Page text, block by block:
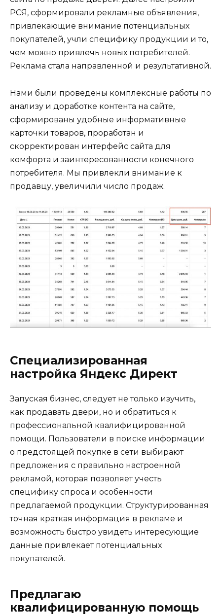
РСЯ, сформировали рекламные объявления,
привлекающие внимание потенциальных
покупателей, учли специфику продукции и то,
чем можно привлечь новых потребителей.
Реклама стала направленной и результативной.
Нами были проведены комплексные работы по
анализу и доработке контента на сайте,
сформированы удобные информативные
карточки товаров, проработан и
скорректирован интерфейс сайта для
комфорта и заинтересованности конечного
потребителя. Мы привлекли внимание к
продавцу, увеличили число продаж.
Специализированная
настройка Яндекс Директ
Запуская бизнес, следует не только изучить,
как продавать двери, но и обратиться к
профессиональной квалифицированной
помощи. Пользователи в поиске информации
о предстоящей покупке в сети выбирают
предложения с правильно настроенной
рекламой, которая позволяет учесть
специфику спроса и особенности
предлагаемой продукции. Структурированная
точная краткая информация в рекламе и
возможность быстро увидеть интересующие
данные привлекает потенциальных
покупателей.
Предлагаю
квалифицированную помощь